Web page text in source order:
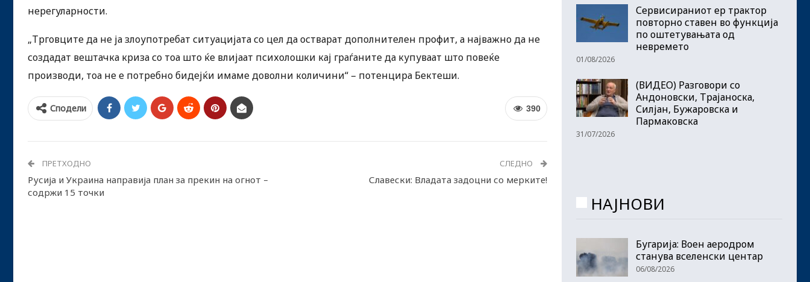
нерегуларности.
„Трговците да не ја злоупотребат ситуацијата со цел да остварат дополнителен профит, а најважно да не
создадат вештачка криза со тоа што ќе влијаат психолошки кај граѓаните да купуваат што повеќе
производи, тоа не е потребно бидејќи имаме доволни количини“ – потенцира Бектеши.
390
Сподели
ПРЕТХОДНО
Русија и Украина направија план за прекин на огнот –
содржи 15 точки
СЛЕДНО
Славески: Владата задоцни со мерките!
Сервисираниот ер трактор
повторно ставен во функција
по оштетувањата од
невремето
01/08/2026
(ВИДЕО) Разговори со
Андоновски, Трајаноска,
Силјан, Бужаровска и
Пармаковска
31/07/2026
НАЈНОВИ
Бугарија: Воен аеродром
станува вселенски центар
06/08/2026